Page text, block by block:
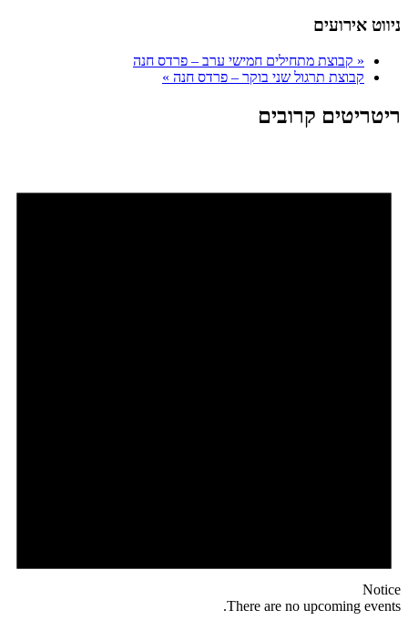
ניווט אירועים
« קבוצת מתחילים חמישי ערב – פרדס חנה
קבוצת תרגול שני בוקר – פרדס חנה »
ריטריטים קרובים
Notice
There are no upcoming events.